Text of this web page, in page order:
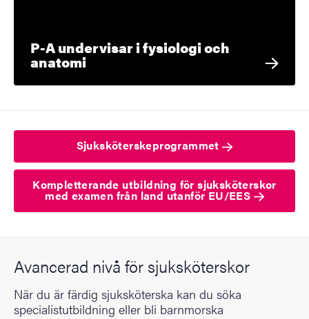
P-A undervisar i fysiologi och
anatomi
Sjuksköterskeprogrammet
Kompletterande utbildning för sjuksköterskor
med examen från land utanför EU/EES
Avancerad nivå för sjuksköterskor
När du är färdig sjuksköterska kan du söka
specialistutbildning eller bli barnmorska